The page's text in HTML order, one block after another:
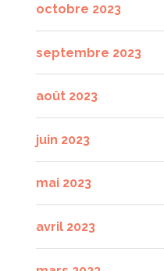
octobre 2023
septembre 2023
août 2023
juin 2023
mai 2023
avril 2023